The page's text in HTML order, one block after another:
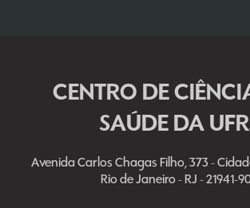
CENTRO DE
SAÚDE DA
Avenida Carlos Chagas Filho, 373 -
Rio de Janeiro - RJ - 21941-